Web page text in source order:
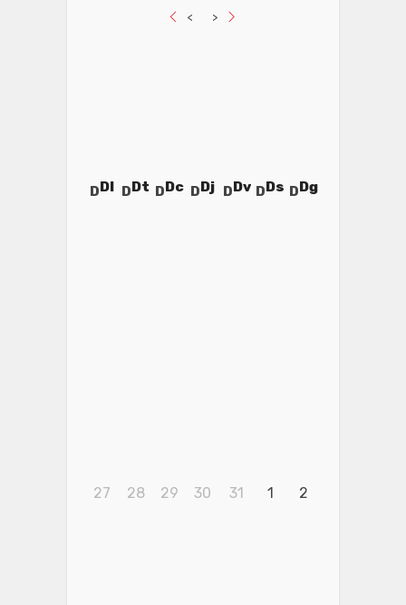
< >
Dl Dt Dc Dj Dv Ds Dg
27 28 29 30 31 1 2